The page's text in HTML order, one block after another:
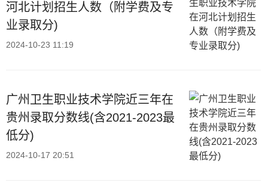
河北计划招生人数（附学费及专
业录取分)
2024-10-23 11:19
广州卫生职业技术学院近三年在
贵州录取分数线(含2021-2023最
低分)
2024-10-17 20:51